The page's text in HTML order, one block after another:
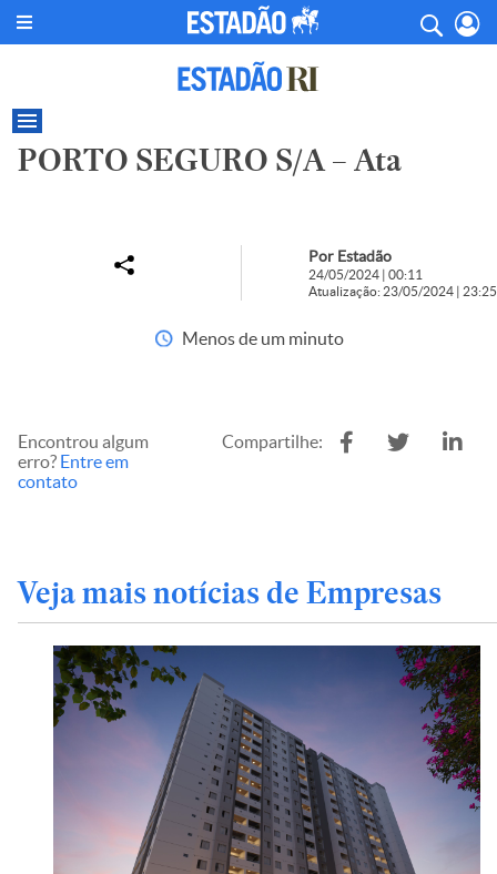
PORTO SEGURO S/A – Ata
Por Estadão
24/05/2024 | 00:11
Atualização: 23/05/2024 | 23:25
Menos de um minuto
Encontrou algum
erro? Entre em
contato
Compartilhe:
Veja mais notícias de Empresas